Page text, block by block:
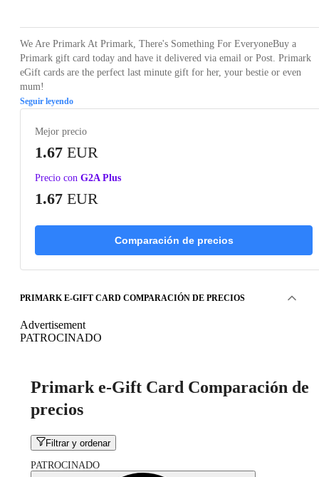
We Are Primark At Primark, There's Something For EveryoneBuy a
Primark gift card today and have it delivered via email or Post. Primark
eGift cards are the perfect last minute gift for her, your bestie or even
mum!
Seguir leyendo
Mejor precio
1.67 EUR
Precio con G2A Plus
1.67 EUR
Comparación de precios
PRIMARK E-GIFT CARD COMPARACIÓN DE PRECIOS
Advertisement
PATROCINADO
Primark e-Gift Card Comparación de
precios
Filtrar y ordenar
PATROCINADO